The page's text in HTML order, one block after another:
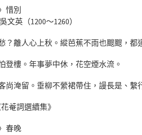
惜別
英（1200～1260）
？離人心上秋。縱芭蕉不雨也颼颼，都
登樓。年事夢中休，花空煙水流。
尚淹留。垂柳不縈裙帶住，謾長是、繫
菴詞選續集》
春晚